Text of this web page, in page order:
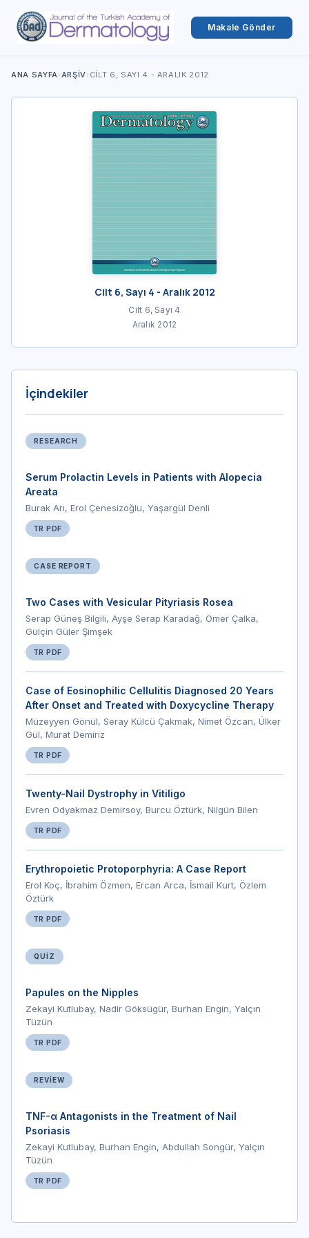
Makale Gönder
ANA SAYFA›ARŞIV›CILT 6, SAYI 4 - ARALIK 2012
Cilt 6, Sayı 4 - Aralık 2012
Cilt 6, Sayı 4
Aralık 2012
İçindekiler
RESEARCH
Serum Prolactin Levels in Patients with Alopecia
Areata
Burak Arı, Erol Çenesizoğlu, Yaşargül Denli
TR PDF
CASE REPORT
Two Cases with Vesicular Pityriasis Rosea
Serap Güneş Bilgili, Ayşe Serap Karadağ, Ömer Çalka,
Gülçin Güler Şimşek
TR PDF
Case of Eosinophilic Cellulitis Diagnosed 20 Years
After Onset and Treated with Doxycycline Therapy
Müzeyyen Gönül, Seray Külcü Çakmak, Nimet Özcan, Ülker
Gül, Murat Demiriz
TR PDF
Twenty-Nail Dystrophy in Vitiligo
Evren Odyakmaz Demirsoy, Burcu Öztürk, Nilgün Bilen
TR PDF
Erythropoietic Protoporphyria: A Case Report
Erol Koç, İbrahim Özmen, Ercan Arca, İsmail Kurt, Özlem
Öztürk
TR PDF
QUIZ
Papules on the Nipples
Zekayi Kutlubay, Nadir Göksügür, Burhan Engin, Yalçın
Tüzün
TR PDF
REVIEW
TNF-α Antagonists in the Treatment of Nail
Psoriasis
Zekayi Kutlubay, Burhan Engin, Abdullah Songür, Yalçın
Tüzün
TR PDF